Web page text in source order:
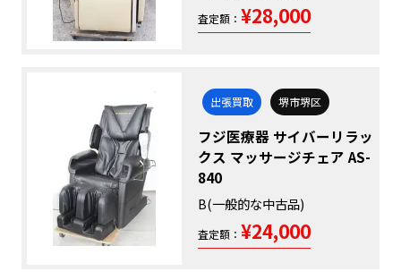
査定額： ¥28,000
出張買取 堺市堺区
フジ医療器 サイバーリラッ
クス マッサージチェア AS-
840
B(一般的な中古品)
査定額： ¥24,000